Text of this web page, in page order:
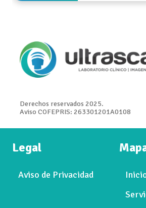
Derechos reservados 2025.
Aviso COFEPRIS: 263301201A0108
Legal
Aviso de Privacidad